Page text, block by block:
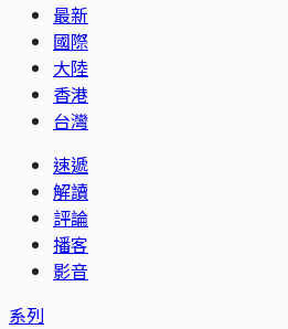
最新
國際
大陸
香港
台灣
速遞
解讀
評論
播客
影音
系列